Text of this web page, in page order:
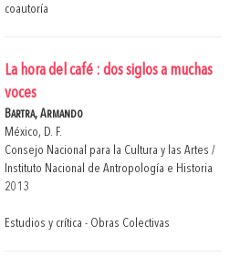
coautoría
La hora del café : dos siglos a muchas
voces
Bartra, Armando
México, D. F.
Consejo Nacional para la Cultura y las Artes /
Instituto Nacional de Antropología e Historia
2013
Estudios y crítica - Obras Colectivas